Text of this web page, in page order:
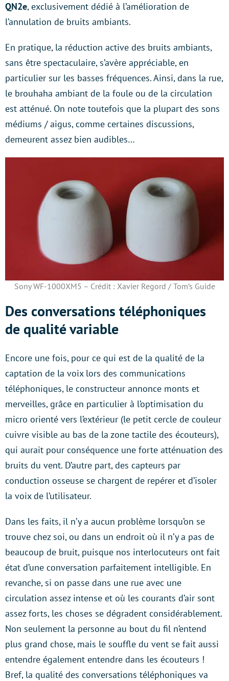
QN2e, exclusivement dédié à l’amélioration de
l’annulation de bruits ambiants.
En pratique, la réduction active des bruits ambiants,
sans être spectaculaire, s’avère appréciable, en
particulier sur les basses fréquences. Ainsi, dans la rue,
le brouhaha ambiant de la foule ou de la circulation
est atténué. On note toutefois que la plupart des sons
médiums / aigus, comme certaines discussions,
demeurent assez bien audibles…
Sony WF-1000XM5 – Crédit : Xavier Regord / Tom’s Guide
Des conversations téléphoniques
de qualité variable
Encore une fois, pour ce qui est de la qualité de la
captation de la voix lors des communications
téléphoniques, le constructeur annonce monts et
merveilles, grâce en particulier à l’optimisation du
micro orienté vers l’extérieur (le petit cercle de couleur
cuivre visible au bas de la zone tactile des écouteurs),
qui aurait pour conséquence une forte atténuation des
bruits du vent. D’autre part, des capteurs par
conduction osseuse se chargent de repérer et d’isoler
la voix de l’utilisateur.
Dans les faits, il n’y a aucun problème lorsqu’on se
trouve chez soi, ou dans un endroit où il n’y a pas de
beaucoup de bruit, puisque nos interlocuteurs ont fait
état d’une conversation parfaitement intelligible. En
revanche, si on passe dans une rue avec une
circulation assez intense et où les courants d’air sont
assez forts, les choses se dégradent considérablement.
Non seulement la personne au bout du fil n’entend
plus grand chose, mais le souffle du vent se fait aussi
entendre également entendre dans les écouteurs !
Bref, la qualité des conversations téléphoniques va